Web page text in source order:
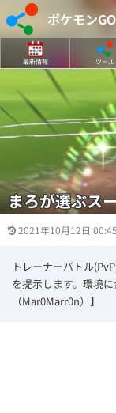
ポケモン
最新情報 ツール
まろが選ぶス
2021年10月12日 00:45
トレーナーバトル
を提示します。環境
（Mar0Marr0n）】